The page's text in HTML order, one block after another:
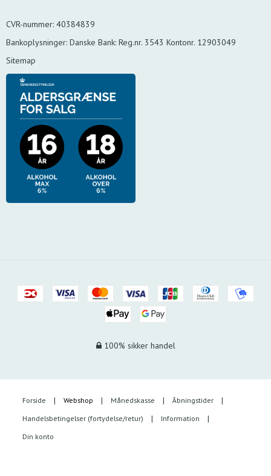
CVR-nummer: 40384839
Bankoplysninger: Danske Bank: Reg.nr. 3543 Kontonr. 12903049
Sitemap
100% sikker handel
Forside Webshop Månedskasse Åbningstider
Handelsbetingelser (fortydelse/retur) Information
Din konto